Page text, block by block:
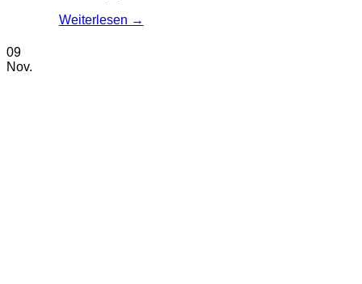
Weiterlesen →
09
Nov.